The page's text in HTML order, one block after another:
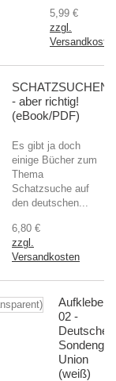
5,99 €
zzgl.
SCHATZSUCHEN
- aber richtig!
(eBook/PDF)
Es gibt ja doch
einige Bücher zum
Thema
Schatzsuche auf
den deutschen...
6,80 €
zzgl.
Versandkosten
Aufkleber
02 -
Deutsche
Union
(weiß)